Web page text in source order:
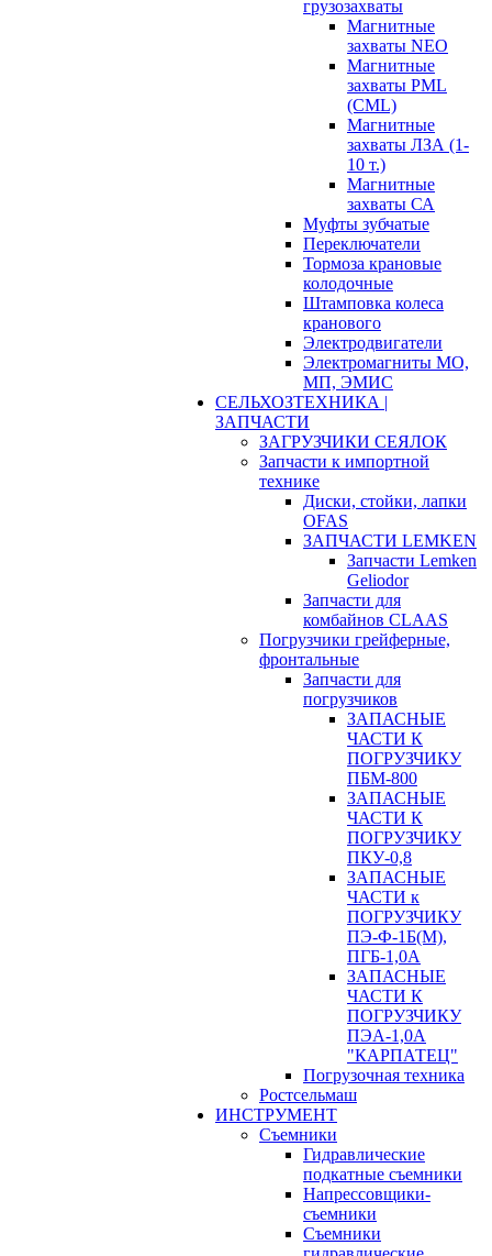
грузозахваты
Магнитные
захваты NEO
Магнитные
захваты PML
(CML)
Магнитные
захваты ЛЗА (1-
10 т.)
Магнитные
захваты СА
Муфты зубчатые
Переключатели
Тормоза крановые
колодочные
Штамповка колеса
кранового
Электродвигатели
Электромагниты МО,
МП, ЭМИС
СЕЛЬХОЗТЕХНИКА |
ЗАПЧАСТИ
ЗАГРУЗЧИКИ СЕЯЛОК
Запчасти к импортной
технике
Диски, стойки, лапки
OFAS
ЗАПЧАСТИ LEMKEN
Запчасти Lemken
Geliodor
Запчасти для
комбайнов CLAAS
Погрузчики грейферные,
фронтальные
Запчасти для
погрузчиков
ЗАПАСНЫЕ
ЧАСТИ К
ПОГРУЗЧИКУ
ПБМ-800
ЗАПАСНЫЕ
ЧАСТИ К
ПОГРУЗЧИКУ
ПКУ-0,8
ЗАПАСНЫЕ
ЧАСТИ к
ПОГРУЗЧИКУ
ПЭ-Ф-1Б(М),
ПГБ-1,0А
ЗАПАСНЫЕ
ЧАСТИ К
ПОГРУЗЧИКУ
ПЭА-1,0А
"КАРПАТЕЦ"
Погрузочная техника
Ростсельмаш
ИНСТРУМЕНТ
Съемники
Гидравлические
подкатные съемники
Напрессовщики-
съемники
Съемники